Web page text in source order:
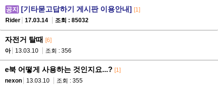
공지 [기타묻고답하기 게시판 이용안내] [1]
Rider
17.03.14 조회 : 85032
자전거 탈때 [6]
아
13.03.10 조회 : 356
e북 어떻게 사용하는 것인지요...? [1]
nexon
13.03.10 조회 : 355